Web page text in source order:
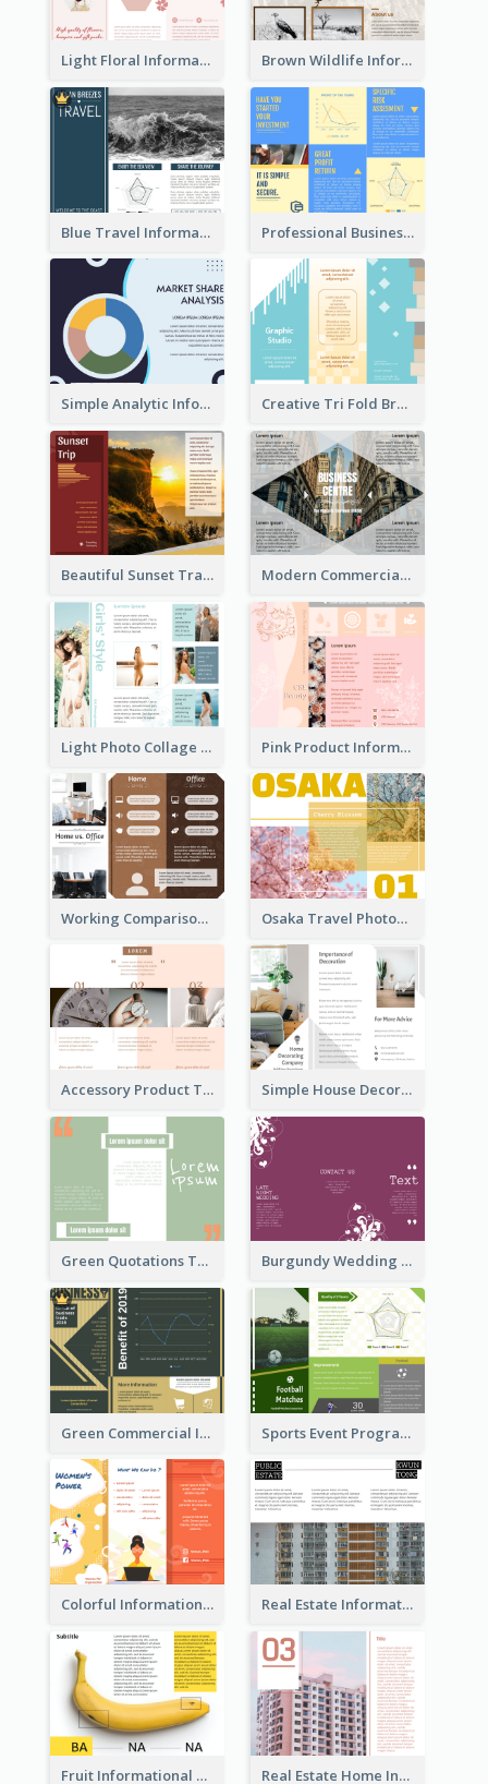
Light Floral Informational Tri Fold Brochure Brown Wildlife Informational Tri Fold Brochure
Blue Travel Informational Tri Fold Brochure Professional Business Informational Tri Fold Brochure
Simple Analytic Informational Brochure Creative Tri Fold Brochure
Beautiful Sunset Travel Brochure Modern Commercial Real Estate Brochure
Light Photo Collage Tri Fold Brochure Pink Product Informational Tri Fold Brochure
Working Comparison Tri Fold Brochure Osaka Travel Photography Tri Fold Brochure
Accessory Product Tri Fold Brochure Simple House Decoration Tri Fold Brochure
Green Quotations Tri Fold Brochure Burgundy Wedding Theme Tri Fold Brochure
Green Commercial Informational Tri Fold Brochure Sports Event Program Informational Tri Fold Brochure
Colorful Informational Tri Fold Brochure Real Estate Informational Tri Fold Brochure
Fruit Informational Tri Fold Brochure Real Estate Home Informational Brochure